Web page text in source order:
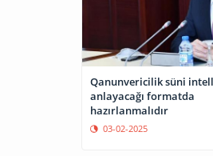
Qanunvericilik süni
anlayacağı formatda
hazırlanmalıdır
03-02-2025